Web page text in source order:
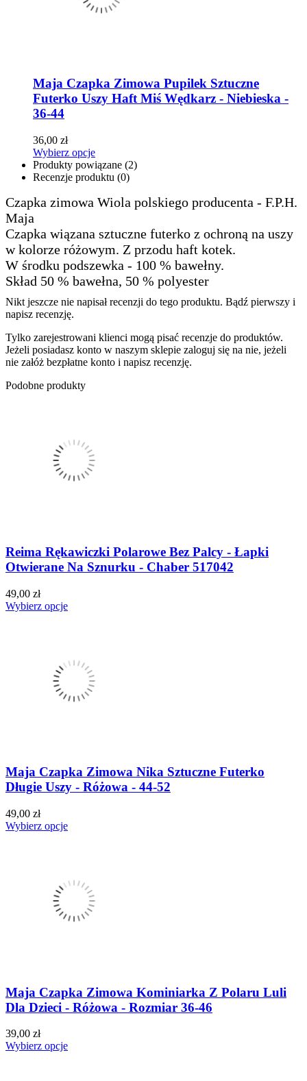
Maja Czapka Zimowa Pupilek Sztuczne
Futerko Uszy Haft Miś Wędkarz - Niebieska -
36-44
36,00 zł
Wybierz opcje
Produkty powiązane (2)
Recenzje produktu (0)
Czapka zimowa Wiola polskiego producenta - F.P.H.
Maja
Czapka wiązana sztuczne futerko z ochroną na uszy
w kolorze różowym. Z przodu haft kotek.
W środku podszewka - 100 % bawełny.
Skład 50 % bawełna, 50 % polyester
Nikt jeszcze nie napisał recenzji do tego produktu. Bądź pierwszy i
napisz recenzję.
Tylko zarejestrowani klienci mogą pisać recenzje do produktów.
Jeżeli posiadasz konto w naszym sklepie zaloguj się na nie, jeżeli
nie załóż bezpłatne konto i napisz recenzję.
Podobne produkty
Reima Rękawiczki Polarowe Bez Palcy - Łapki
Otwierane Na Sznurku - Chaber 517042
49,00 zł
Wybierz opcje
Maja Czapka Zimowa Nika Sztuczne Futerko
Długie Uszy - Różowa - 44-52
49,00 zł
Wybierz opcje
Maja Czapka Zimowa Kominiarka Z Polaru Luli
Dla Dzieci - Różowa - Rozmiar 36-46
39,00 zł
Wybierz opcje